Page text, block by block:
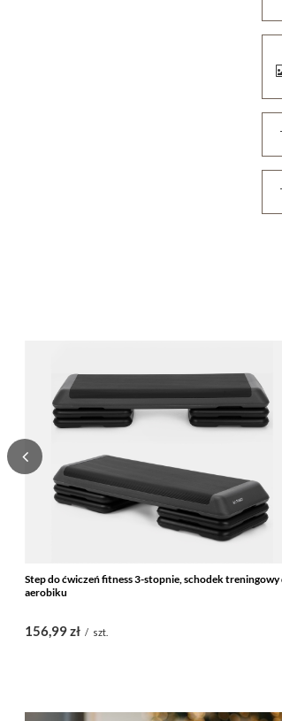
Step do ćwiczeń fitness 3-stopnie, schodek treningowy
aerobiku
156,99 zł / szt.